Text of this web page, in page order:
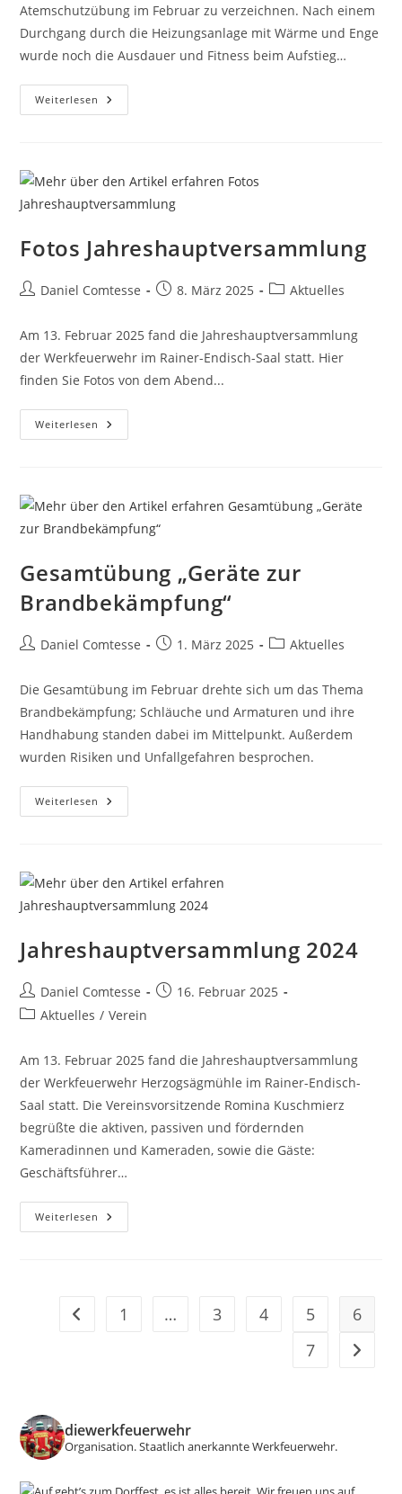
Atemschutzübung im Februar zu verzeichnen. Nach einem
Durchgang durch die Heizungsanlage mit Wärme und Enge
wurde noch die Ausdauer und Fitness beim Aufstieg…
Weiterlesen Atemschutzübung
Fotos Jahreshauptversammlung
Beitrags-
Daniel Comtesse
Beitrag8. März 2025
Beitrags-
Aktuelles
Am 13. Februar 2025 fand die Jahreshauptversammlung
der Werkfeuerwehr im Rainer-Endisch-Saal statt. Hier
finden Sie Fotos von dem Abend...
Weiterlesen Fotos
Jahreshauptversammlung
Gesamtübung „Geräte zur
Brandbekämpfung“
Beitrags-
Daniel Comtesse
Beitrag1. März 2025
Beitrags-
Aktuelles
Die Gesamtübung im Februar drehte sich um das Thema
Brandbekämpfung; Schläuche und Armaturen und ihre
Handhabung standen dabei im Mittelpunkt. Außerdem
wurden Risiken und Unfallgefahren besprochen.
Weiterlesen Gesamtübung
„Geräte
Jahreshauptversammlung 2024
Beitrags-
Autor:
Daniel Comtesse
Beitrag16. Februar 2025
Beitrags-
Aktuelles / Verein
Am 13. Februar 2025 fand die Jahreshauptversammlung
der Werkfeuerwehr Herzogsägmühle im Rainer-Endisch-
Saal statt. Die Vereinsvorsitzende Romina Kuschmierz
begrüßte die aktiven, passiven und fördernden
Kameradinnen und Kameraden, sowie die Gäste:
Geschäftsführer…
Weiterlesen Jahreshauptversammlung
2024
Zur vorherigen Seite
1 … 3 4 5
6
7
Zur
diewerkfeuerwehr
Organisation.Staatlich anerkannte Werkfeuerwehr.